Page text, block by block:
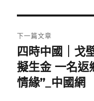
覽
文
章:
下一篇文章
下
一
篇
四時中國｜戈
擬生金 一名返
情緣”_中國網